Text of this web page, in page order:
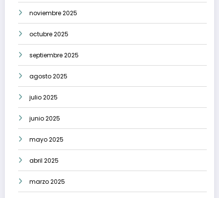
noviembre 2025
octubre 2025
septiembre 2025
agosto 2025
julio 2025
junio 2025
mayo 2025
abril 2025
marzo 2025